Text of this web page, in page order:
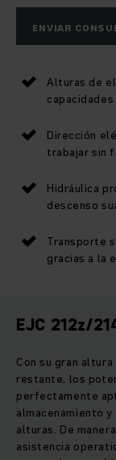
ENVIAR
Alturas de
Dirección
trabajar sin
Hidráulica
descenso
Transporte
gracias a la
EJC 212z/
Con su gran
restante, los
perfectamente
almacenamiento
alturas. De
asistencia